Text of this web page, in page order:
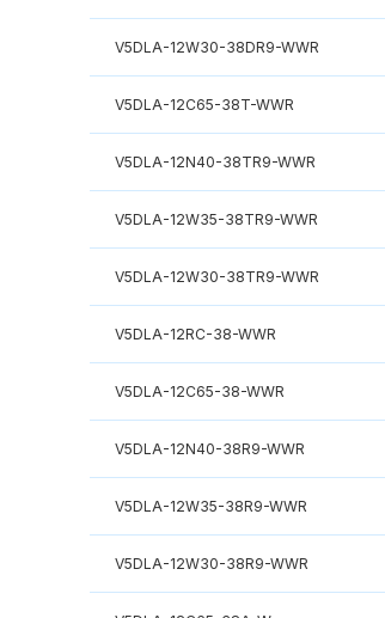
V5DLA-12W30-38DR9-WWR
V5DLA-12C65-38T-WWR
V5DLA-12N40-38TR9-WWR
V5DLA-12W35-38TR9-WWR
V5DLA-12W30-38TR9-WWR
V5DLA-12RC-38-WWR
V5DLA-12C65-38-WWR
V5DLA-12N40-38R9-WWR
V5DLA-12W35-38R9-WWR
V5DLA-12W30-38R9-WWR